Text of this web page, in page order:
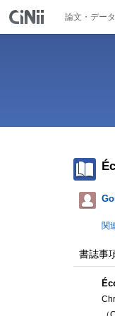
論文・デー
関
書誌事